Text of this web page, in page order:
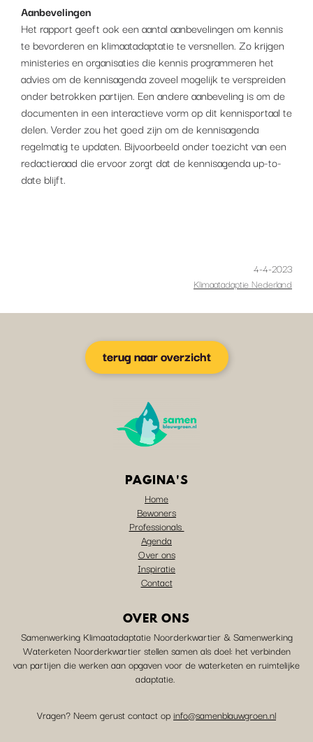
Aanbevelingen
Het rapport geeft ook een aantal aanbevelingen om kennis
te bevorderen en klimaatadaptatie te versnellen. Zo krijgen
ministeries en organisaties die kennis programmeren het
advies om de kennisagenda zoveel mogelijk te verspreiden
onder betrokken partijen. Een andere aanbeveling is om de
documenten in een interactieve vorm op dit kennisportaal te
delen. Verder zou het goed zijn om de kennisagenda
regelmatig te updaten. Bijvoorbeeld onder toezicht van een
redactieraad die ervoor zorgt dat de kennisagenda up-to-
date blijft.
4-4-2023
Klimaatadaptie Nederland
terug naar overzicht
PAGINA'S
Home
Bewoners
Professionals
Agenda
Over ons
Inspiratie
Contact
OVER ONS
Samenwerking Klimaatadaptatie Noorderkwartier & Samenwerking
Waterketen Noorderkwartier stellen samen als doel: het verbinden
van partijen die werken aan opgaven voor de waterketen en ruimtelijke
adaptatie.
Vragen? Neem gerust contact op info@samenblauwgroen.nl